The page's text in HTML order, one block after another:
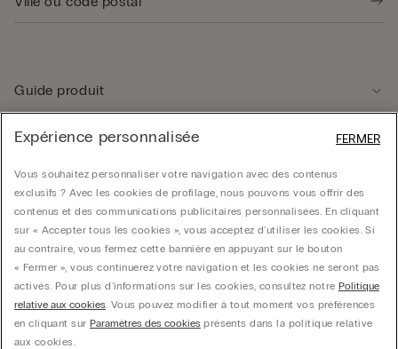
Guide produit
Service client
Données légales
Société
© CALZEDONIA SpA, Via Monte Baldo, 20 - 37062 - Dossobuono di Villafranca (VR) -
Expérience personnalisée
Vous souhaitez personnaliser votre navigation avec des contenus
exclusifs ? Avec les cookies de profilage, nous pouvons vous offrir des
contenus et des communications publicitaires personnalisées. En cliquant
sur « Accepter tous les cookies », vous acceptez d'utiliser les cookies. Si
au contraire, vous fermez cette bannière en appuyant sur le bouton
« Fermer », vous continuerez votre navigation et les cookies ne seront pas
activés. Pour plus d'informations sur les cookies, consultez notre Politique
relative aux cookies. Vous pouvez modifier à tout moment vos préférences
en cliquant sur Paramètres des cookiesprésents dans la politique relative
aux cookies.
FERMER